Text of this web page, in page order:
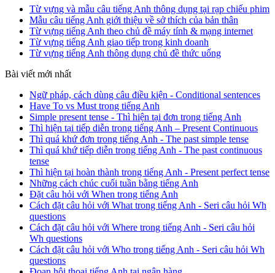
Từ vựng và mẫu câu tiếng Anh thông dụng tại rạp chiếu phim
Mẫu câu tiếng Anh giới thiệu về sở thích của bản thân
Từ vựng tiếng Anh theo chủ đề máy tính & mạng internet
Từ vựng tiếng Anh giao tiếp trong kinh doanh
Từ vựng tiếng Anh thông dụng chủ đề thức uống
Bài viết mới nhất
Ngữ pháp, cách dùng câu điều kiện - Conditional sentences
Have To vs Must trong tiếng Anh
Simple present tense - Thì hiện tại đơn trong tiếng Anh
Thì hiện tại tiếp diễn trong tiếng Anh – Present Continuous
Thì quá khứ đơn trong tiếng Anh - The past simple tense
Thì quá khứ tiếp diễn trong tiếng Anh - The past continuous
tense
Thì hiện tại hoàn thành trong tiếng Anh - Present perfect tense
Những cách chúc cuối tuần bằng tiếng Anh
Đặt câu hỏi với When trong tiếng Anh
Cách đặt câu hỏi với What trong tiếng Anh - Seri câu hỏi Wh
questions
Cách đặt câu hỏi với Where trong tiếng Anh - Seri câu hỏi
Wh questions
Cách đặt câu hỏi với Who trong tiếng Anh - Seri câu hỏi Wh
questions